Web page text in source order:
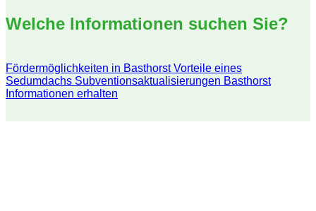
Welche Informationen suchen Sie?
Fördermöglichkeiten in Basthorst Vorteile eines
Sedumdachs Subventionsaktualisierungen Basthorst
Informationen erhalten